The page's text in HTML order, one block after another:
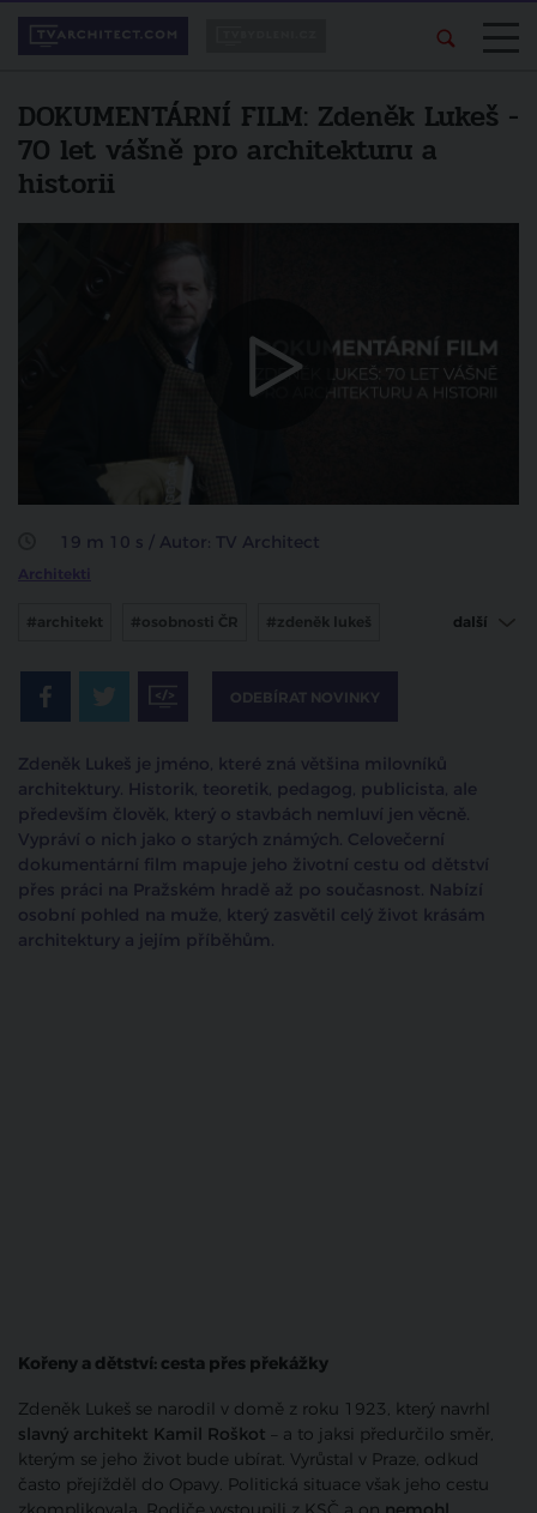
DOKUMENTÁRNÍ FILM: Zdeněk Lukeš -
70 let vášně pro architekturu a
historii
Sdílejte ho svým
zrušit
19 m 10 s / Autor: TV Architect
Architekti
#architekt #osobnosti ČR #zdeněk lukeš další
ODEBÍRAT NOVINKY
Zdeněk Lukeš je jméno, které zná většina milovníků
architektury. Historik, teoretik, pedagog, publicista, ale
především člověk, který o stavbách nemluví jen věcně.
Vypráví o nich jako o starých známých. Celovečerní
dokumentární film mapuje jeho životní cestu od dětství
přes práci na Pražském hradě až po současnost. Nabízí
osobní pohled na muže, který zasvětil celý život krásám
architektury a jejím příběhům.
Kořeny a dětství: cesta přes překážky
Zdeněk Lukeš se narodil v domě z roku 1923, který navrhl
slavný architekt Kamil Roškot – a to jaksi předurčilo směr,
kterým se jeho život bude ubírat. Vyrůstal v Praze, odkud
často přejížděl do Opavy. Politická situace však jeho cestu